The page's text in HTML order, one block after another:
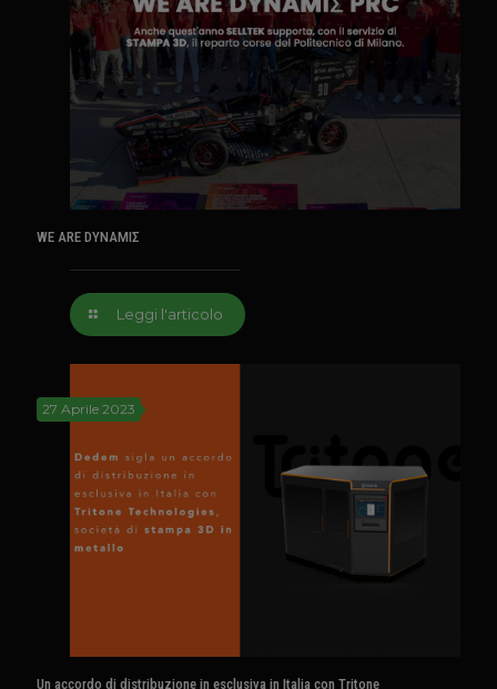
WE ARE DYNAMIΣ
Leggi l'articolo
27 Aprile 2023
Un accordo di distribuzione in esclusiva in Italia con Tritone